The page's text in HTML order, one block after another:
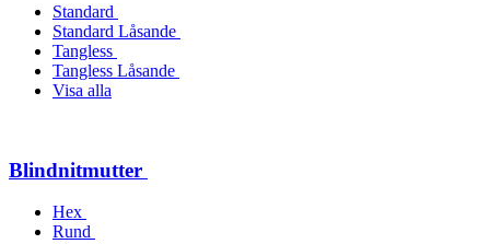
Standard
Standard Låsande
Tangless
Tangless Låsande
Visa alla
Blindnitmutter
Hex
Rund